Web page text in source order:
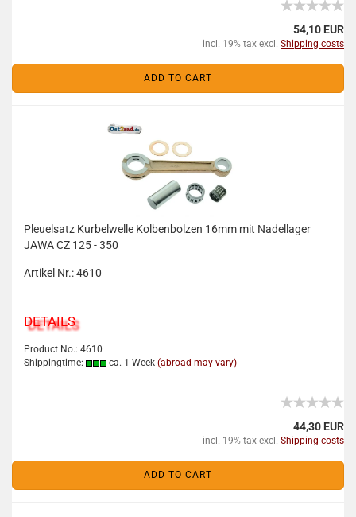
54,10 EUR
incl. 19% tax excl. Shipping costs
ADD TO CART
Pleuelsatz Kurbelwelle Kolbenbolzen 16mm mit Nadellager
JAWA CZ 125 - 350
Artikel Nr.: 4610
DETAILS
Product No.: 4610
Shippingtime:
ca. 1 Week (abroad may vary)
44,30 EUR
incl. 19% tax excl. Shipping costs
ADD TO CART